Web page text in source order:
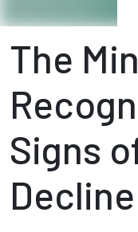
The
Signs
Decline